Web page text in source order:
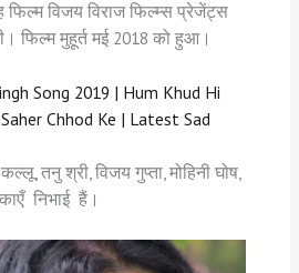
यह फिल्म विजय विराज फिल्म्स प्रेजेंट्स
फिल्म मुहूर्त मई 2018 को हुआ।
Song 2019 | Hum Khud Hi
Chhod Ke | Latest Sad
तनु श्री, विजय गुप्ता, मोहिनी घोष,
निभाई हैं।